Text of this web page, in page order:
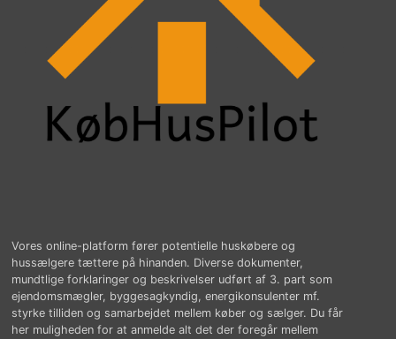
Vores online-platform fører potentielle huskøbere og
hussælgere tættere på hinanden. Diverse dokumenter,
mundtlige forklaringer og beskrivelser udført af 3. part som
ejendomsmægler, byggesagkyndig, energikonsulenter mf.
styrke tilliden og samarbejdet mellem køber og sælger. Du får
her muligheden for at anmelde alt det der foregår mellem